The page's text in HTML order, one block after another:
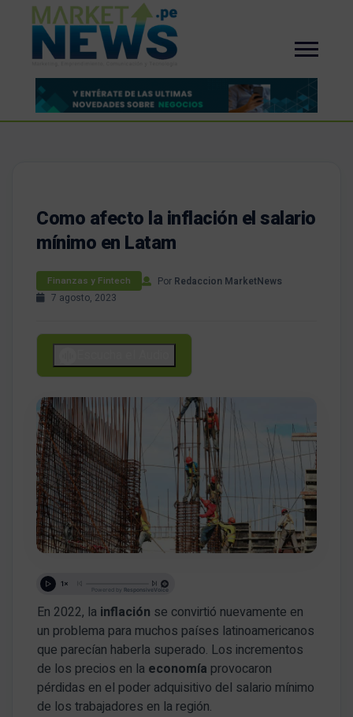
Como afecto la inflación el salario
mínimo en Latam
Finanzas y Fintech Por Redaccion MarketNews
7 agosto, 2023
En 2022, la inflación se convirtió nuevamente en
un problema para muchos países latinoamericanos
que parecían haberla superado. Los incrementos
de los precios en la economía provocaron
pérdidas en el poder adquisitivo del salario mínimo
de los trabajadores en la región.